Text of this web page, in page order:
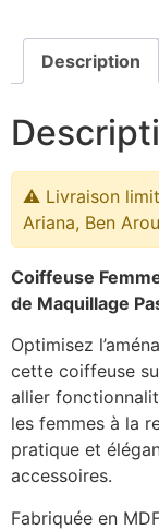
Description
⚠️ Livraison
Ariana, Ben
Coiffeuse
de Maquillage
Optimisez
cette coiffeuse
allier
les femmes à la
pratique et
accessoires.
Fabriquée en